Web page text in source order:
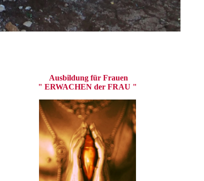
Ausbildung für Frauen
" ERWACHEN der FRAU "